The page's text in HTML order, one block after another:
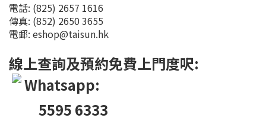
電話: (825) 2657 1616
傳真: (852) 2650 3655
電郵: eshop@taisun.hk
線上查詢及預約免費上門度呎:
Whatsapp:
5595 6333